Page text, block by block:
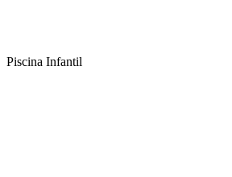
Piscina Infantil